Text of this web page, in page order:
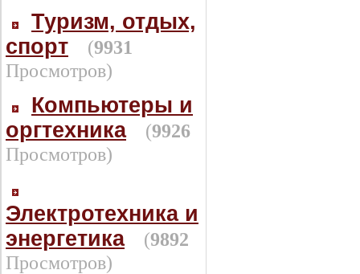
Туризм, отдых,
спорт
(9931
Просмотров)
Компьютеры и
оргтехника
(9926
Просмотров)
Электротехника и
энергетика
(9892
Просмотров)